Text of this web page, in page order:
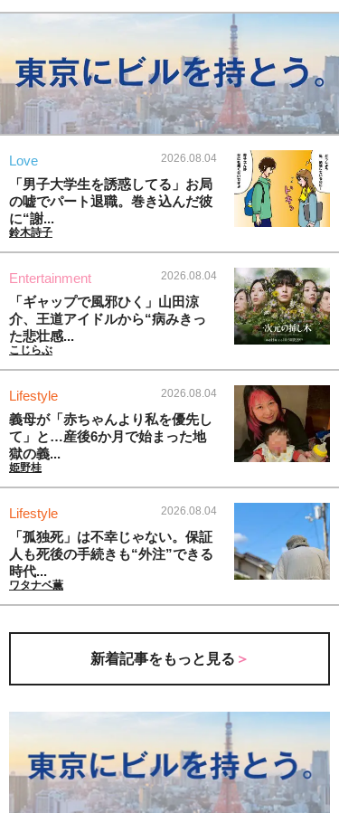
Love 2026.08.04
「男子大学生を誘惑してる」お局
の嘘でパート退職。巻き込んだ彼
に“謝...
鈴木詩子
Entertainment 2026.08.04
「ギャップで風邪ひく」山田涼
介、王道アイドルから“病みきっ
た悲壮感...
こじらぶ
Lifestyle 2026.08.04
義母が「赤ちゃんより私を優先し
て」と…産後6か月で始まった地
獄の義...
姫野桂
Lifestyle 2026.08.04
「孤独死」は不幸じゃない。保証
人も死後の手続きも“外注”できる
時代...
ワタナベ薫
新着記事をもっと見る